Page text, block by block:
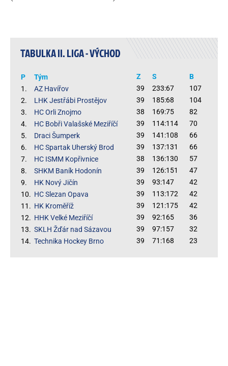
TABULKA II. LIGA - VÝCHOD
P Tým Z S
B
1.
AZ Havířov 39 233:67
107
2.
LHK Jestřábi Prostějov 39 185:68
104
3.
HC Orli Znojmo 38 169:75
82
4.
HC Bobři Valašské Meziříčí 39 114:114
70
5.
Draci Šumperk 39 141:108
66
6.
HC Spartak Uherský Brod 39 137:131
66
7.
HC ISMM Kopřivnice 38 136:130
57
8.
SHKM Baník Hodonín 39 126:151
47
9.
HK Nový Jičín 39 93:147
42
10. HC Slezan Opava 39 113:172
42
11. HK Kroměříž 39 121:175
42
12. HHK Velké Meziříčí 39 92:165
36
13. SKLH Žďár nad Sázavou 39 97:157
32
14. Technika Hockey Brno 39 71:168 23